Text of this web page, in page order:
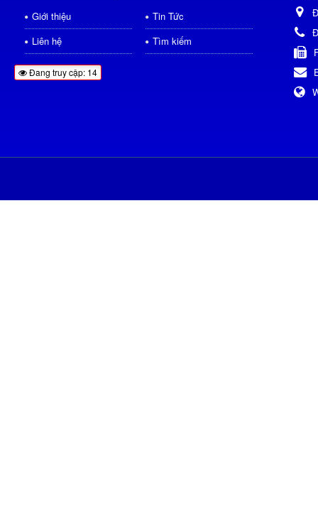
Giới thiệu
Tin Tức
Liên hệ
Tìm kiếm
Đang truy cập: 14